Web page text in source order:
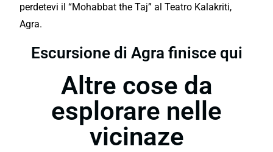
perdetevi il “Mohabbat the Taj” al Teatro Kalakriti,
Agra.
Escursione di Agra finisce qui
Altre cose da
esplorare nelle
vicinaze